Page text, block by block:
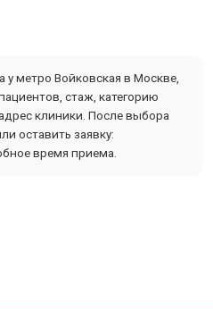
метро Войковская в Москве,
стаж, категорию
клиники. После выбора
оставить заявку:
время приема.